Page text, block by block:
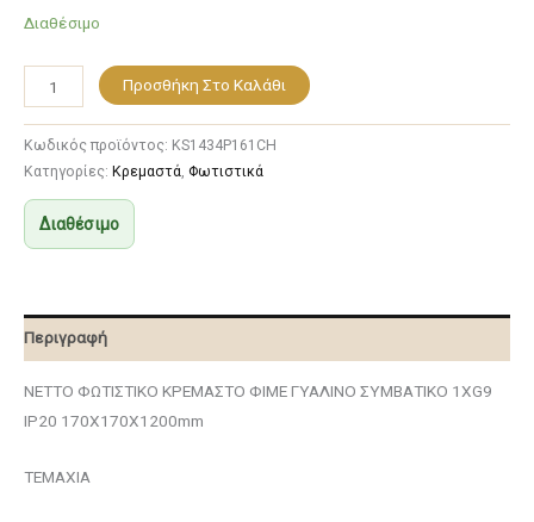
Διαθέσιμο
Προσθήκη Στο Καλάθι
Κωδικός προϊόντος: KS1434P161CH
Κατηγορίες: Κρεμαστά, Φωτιστικά
Διαθέσιμο
Περιγραφή
NETTO ΦΩΤΙΣΤΙΚΟ ΚΡΕΜΑΣΤΟ ΦΙΜΕ ΓΥΑΛΙΝΟ ΣΥΜΒΑΤΙΚΟ 1ΧG9
IP20 170Χ170Χ1200mm
ΤΕΜΑΧΙΑ